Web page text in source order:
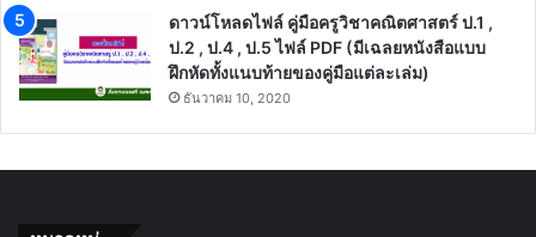
ดาวน์โหลดไฟล์ คู่มือครูวิชาคณิตศาสตร์ ป.1 ,
ป.2 , ป.4 , ป.5 ไฟล์ PDF (มีเฉลยหนังสือแบบ
ฝึกหัดทั้งแนบท้ายของคู่มือแต่ละเล่ม)
ธันวาคม 10, 2020